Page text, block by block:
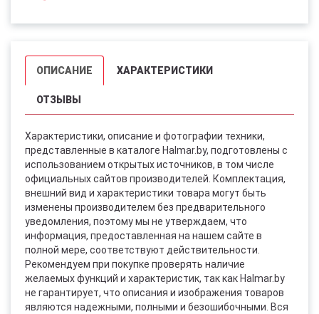
ОПИСАНИЕ ХАРАКТЕРИСТИКИ
ОТЗЫВЫ
Характеристики, описание и фотографии техники,
представленные в каталоге Halmar.by, подготовлены с
использованием открытых источников, в том числе
официальных сайтов производителей. Комплектация,
внешний вид и характеристики товара могут быть
изменены производителем без предварительного
уведомления, поэтому мы не утверждаем, что
информация, предоставленная на нашем сайте в
полной мере, соответствуют действительности.
Рекомендуем при покупке проверять наличие
желаемых функций и характеристик, так как Halmar.by
не гарантирует, что описания и изображения товаров
являются надежными, полными и безошибочными. Вся